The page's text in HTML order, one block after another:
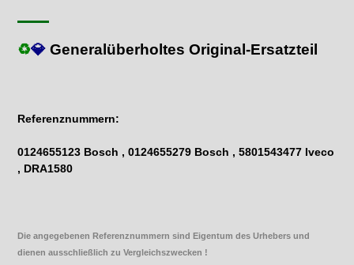
♻💎Generalüberholtes Original-Ersatzteil
Referenznummern:
0124655123 Bosch , 0124655279 Bosch , 5801543477 Iveco
, DRA1580
Die angegebenen Referenznummern sind Eigentum des Urhebers und
dienen ausschließlich zu Vergleichszwecken !